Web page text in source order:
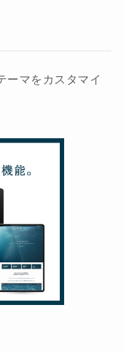
ーマをカスタマイ